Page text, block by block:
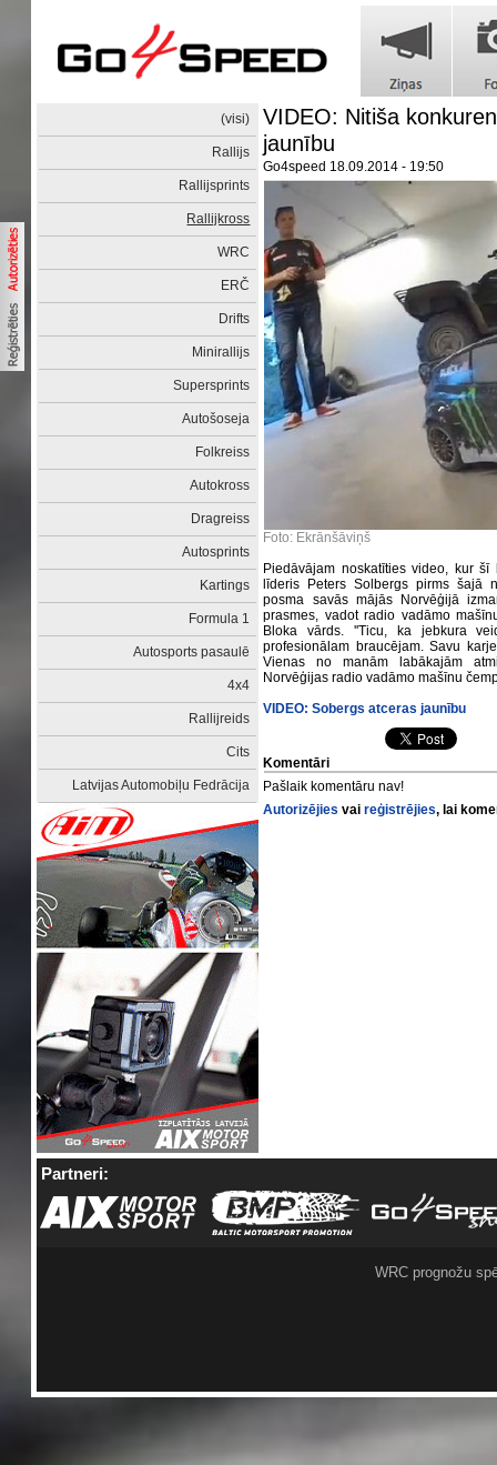
(visi)
Rallijs
Rallijsprints
Rallijkross
WRC
ERČ
Drifts
Minirallijs
Supersprints
Autošoseja
Folkreiss
Autokross
Dragreiss
Autosprints
Kartings
Formula 1
Autosports pasaulē
4x4
Rallijreids
Cits
Latvijas Automobiļu Fedrācija
VIDEO: Nitiša
jaunību
Go4speed 18.09.2014 - 19:50
Foto: Ekrānšāviņš
Piedāvājam noskatīties video, kur
līderis Peters Solbergs pirms šajā
posma savās mājās Norvēģijā
prasmes, vadot radio vadāmo
Bloka vārds. ''Ticu, ka jebkura
profesionālam braucējam. Savu
Vienas no manām labākajām
Norvēģijas radio vadāmo mašīnu
VIDEO: Sobergs atceras jaunību
Komentāri
Pašlaik komentāru nav!
Autorizējies vaireģistrējies, lai
Partneri:
WRC prognožu